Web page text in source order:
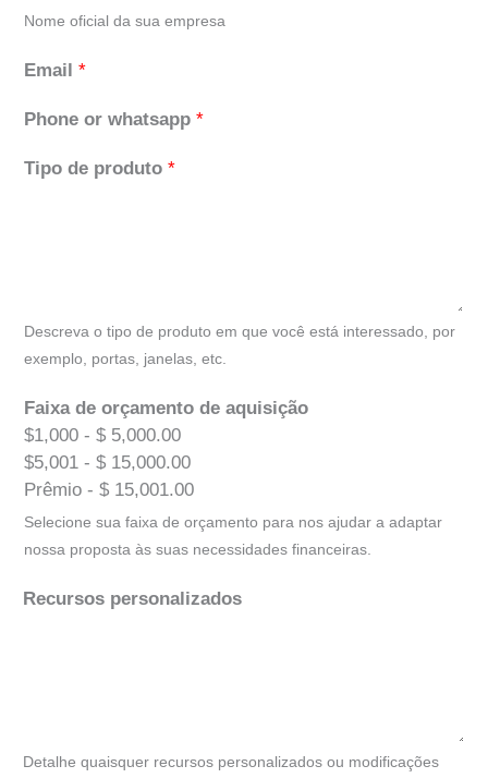
Nome oficial da sua empresa
Email *
Phone or whatsapp *
Tipo de produto *
Descreva o tipo de produto em que você está interessado, por
exemplo, portas, janelas, etc.
Faixa de orçamento de aquisição
$1,000 - $ 5,000.00
$5,001 - $ 15,000.00
Prêmio - $ 15,001.00
Selecione sua faixa de orçamento para nos ajudar a adaptar
nossa proposta às suas necessidades financeiras.
Recursos personalizados
Detalhe quaisquer recursos personalizados ou modificações